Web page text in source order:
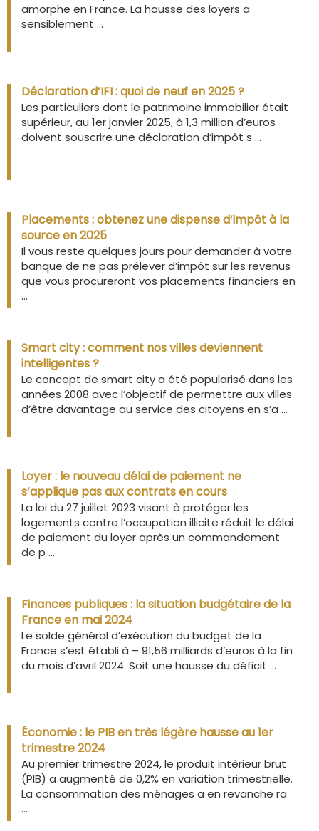
amorphe en France. La hausse des loyers a
sensiblement ...
Déclaration d’IFI : quoi de neuf en 2025 ?
Les particuliers dont le patrimoine immobilier était
supérieur, au 1er janvier 2025, à 1,3 million d’euros
doivent souscrire une déclaration d’impôt s ...
Placements : obtenez une dispense d’impôt à la
source en 2025
Il vous reste quelques jours pour demander à votre
banque de ne pas prélever d’impôt sur les revenus
que vous procureront vos placements financiers en
...
Smart city : comment nos villes deviennent
intelligentes ?
Le concept de smart city a été popularisé dans les
années 2008 avec l’objectif de permettre aux villes
d’être davantage au service des citoyens en s’a ...
Loyer : le nouveau délai de paiement ne
s’applique pas aux contrats en cours
La loi du 27 juillet 2023 visant à protéger les
logements contre l’occupation illicite réduit le délai
de paiement du loyer après un commandement
de p ...
Finances publiques : la situation budgétaire de la
France en mai 2024
Le solde général d’exécution du budget de la
France s’est établi à – 91,56 milliards d’euros à la fin
du mois d’avril 2024. Soit une hausse du déficit ...
Économie : le PIB en très légère hausse au 1er
trimestre 2024
Au premier trimestre 2024, le produit intérieur brut
(PIB) a augmenté de 0,2% en variation trimestrielle.
La consommation des ménages a en revanche ra
...